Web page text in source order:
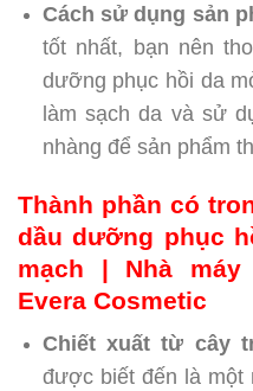
Cách sử dụng sản
tốt nhất, bạn nên
dưỡng phục hồi da
làm sạch da và sử
nhàng để sản phẩm
Thành phần có
dầu dưỡng phục
mạch | Nhà
Evera Cosmetic
Chiết xuất từ cây
được biết đến là một